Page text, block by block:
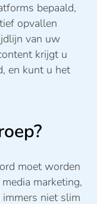
bepaald,
opvallen
van uw
krijgt u
en kunt u het
moet worden
marketing,
niet slim